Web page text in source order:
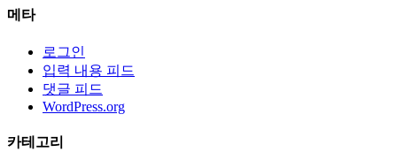
메타
로그인
입력 내용 피드
댓글 피드
WordPress.org
카테고리